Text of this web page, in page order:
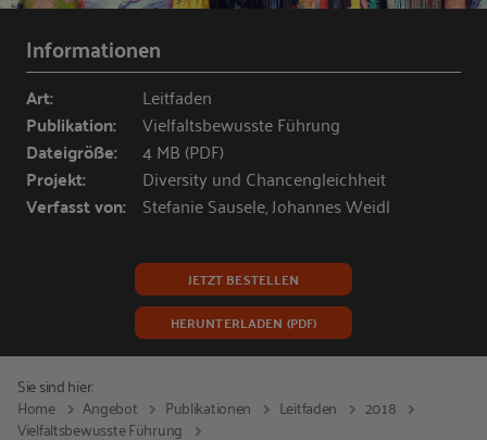
Informationen
Art: Leitfaden
Publikation: Vielfaltsbewusste Führung
Dateigröße: 4 MB (PDF)
Projekt: Diversity und Chancengleichheit
Verfasst von: Stefanie Sausele, Johannes Weidl
JETZT BESTELLEN
HERUNTERLADEN (PDF)
Sie sind hier:
Home
Angebot Publikationen Leitfaden
2018
Vielfaltsbewusste Führung